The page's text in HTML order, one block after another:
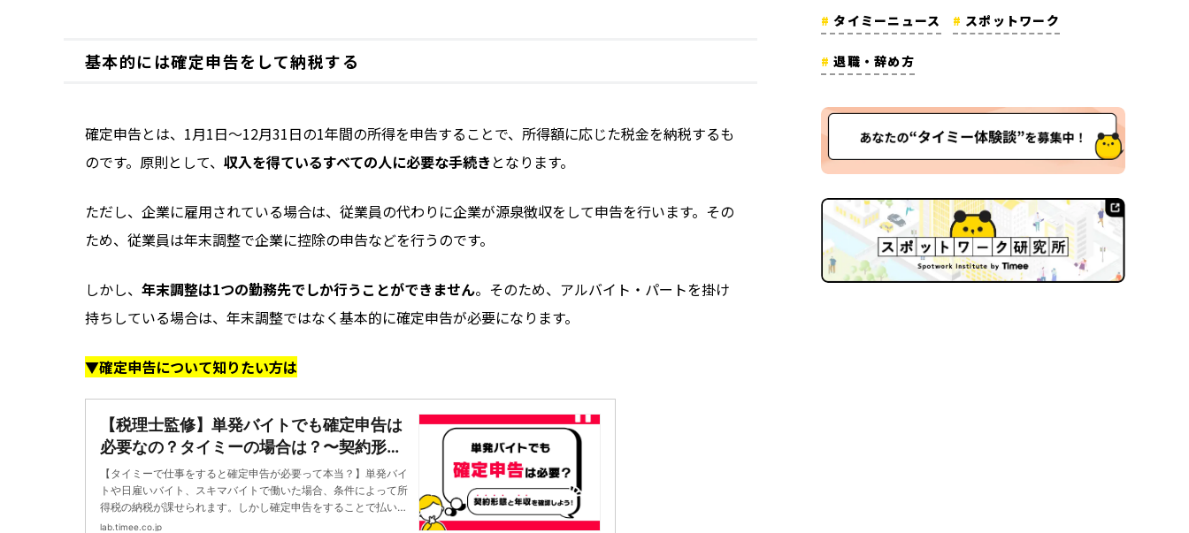
基本的には確定申告をして納税する
確定申告とは、1月1日〜12月31日の1年間の所得を申告することで、所得額に応じた税金を納税するも
のです。原則として、 収入を得ているすべての人に必要な手続き となります。
ただし、企業に雇用されている場合は、従業員の代わりに企業が源泉徴収をして申告を行います。その
ため、従業員は年末調整で企業に控除の申告などを行うのです。
しかし、 年末調整は1つの勤務先でしか行うことができません。そのため、アルバイト・パートを掛け
持ちしている場合は、年末調整ではなく基本的に確定申告が必要になります。
▼確定申告について知りたい方は
【税理士監修】単発バイトでも確定申告は
必要なの？タイミーの場合は？〜契約形態
と年収を確認しよう〜 | タイミーラボ - ス
キマで働く、世界が広がる。
【タイミーで仕事をすると確定申告が必要って本当？】単発バイ
トや日雇いバイト、スキマバイトで働いた場合、条件によって所
得税の納税が課せられます。しかし確定申告をすることで払いす
ぎていた税金が還付金として戻ってくる場合も。この記事では、
lab.timee.co.jp
タイミーニュース スポットワーク
退職・辞め方